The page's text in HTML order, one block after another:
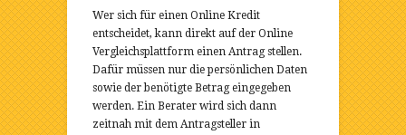
Wer sich für einen Online Kredit
entscheidet, kann direkt auf der Online
Vergleichsplattform einen Antrag stellen.
Dafür müssen nur die persönlichen Daten
sowie der benötigte Betrag eingegeben
werden. Ein Berater wird sich dann
zeitnah mit dem Antragsteller in